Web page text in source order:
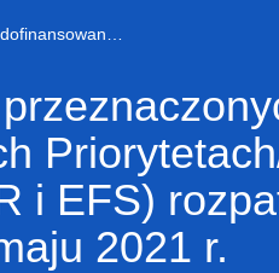
i EFS)
2021 r.